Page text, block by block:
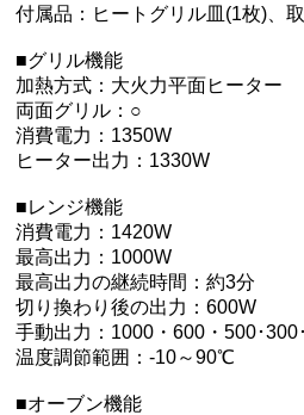
付属品：ヒートグリル皿(1枚)、
■グリル機能
加熱方式：大火力平面ヒーター
両面グリル：○
消費電力：1350W
ヒーター出力：1330W
■レンジ機能
消費電力：1420W
最高出力：1000W
最高出力の継続時間：約3分
切り換わり後の出力：600W
手動出力：1000・600・500･300
温度調節範囲：-10～90℃
■オーブン機能